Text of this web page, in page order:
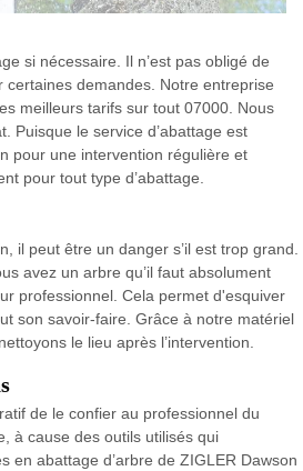
si nécessaire. Il n’est pas obligé de
certaines demandes. Notre entreprise
meilleurs tarifs sur tout 07000. Nous
Puisque le service d’abattage est
pour une intervention régulière et
pour tout type d’abattage.
il peut être un danger s’il est trop grand.
avez un arbre qu’il faut absolument
professionnel. Cela permet d'esquiver
son savoir-faire. Grâce à notre matériel
le lieu après l’intervention.
de le confier au professionnel du
à cause des outils utilisés qui
en abattage d’arbre de ZIGLER Dawson